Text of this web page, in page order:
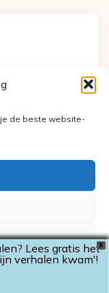
je de beste website-
X
Lees gratis het
verhalen kwam'!